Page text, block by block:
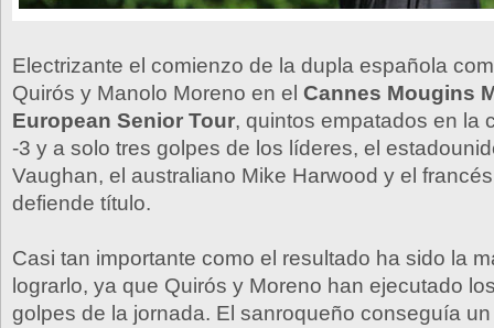
Electrizante el comienzo de la dupla española
Quirós y Manolo Moreno en el Cannes Mougins
European Senior Tour, quintos empatados en la
-3 y a solo tres golpes de los líderes, el
Vaughan, el australiano Mike Harwood y el
defiende título.
Casi tan importante como el resultado ha sido la
lograrlo, ya que Quirós y Moreno han ejecutado
golpes de la jornada. El sanroqueño conseguía